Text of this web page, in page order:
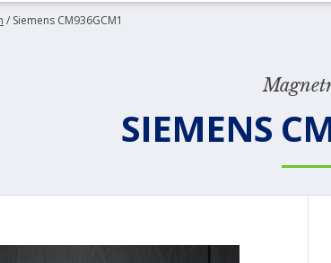
/ Siemens CM936GCM1
SIEMENS